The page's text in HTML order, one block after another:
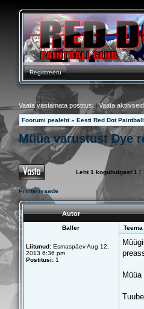
Registreeru
Vaata vastamata postitusi|Vaata
Foorumi pealeht» Eesti Red Dot
Müüa varustust Dye
Leht1 koguhulgast 1 [
Printerivaade
Autor
Baller
Liitunud:Esmaspäev Aug 12,
2013 6:36 pm
Postitusi:1